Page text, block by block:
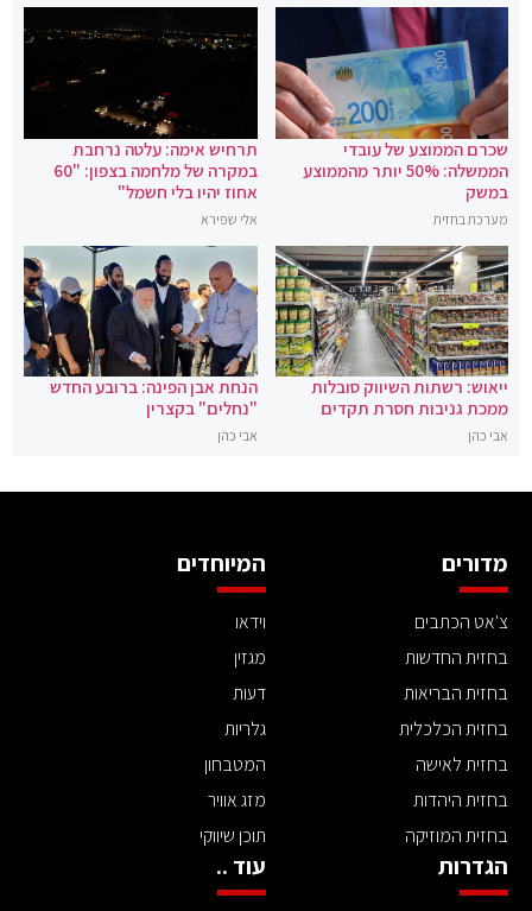
שכרם הממוצע של עובדי
הממשלה: 50% יותר מהממוצע
במשק
מערכת בחזית
תרחיש אימה: עלטה נרחבת
במקרה של מלחמה בצפון: "60
אחוז יהיו בלי חשמל"
אלי שפירא
ייאוש: רשתות השיווק סובלות
ממכת גניבות חסרת תקדים
אבי כהן
הנחת אבן הפינה: ברובע החדש
"נחלים" בקצרין
אבי כהן
מדורים
צ'אט הכתבים
בחזית החדשות
בחזית הבריאות
בחזית הכלכלית
בחזית לאישה
בחזית היהדות
בחזית המוזיקה
המיוחדים
וידאו
מגזין
דעות
גלריות
המטבחון
מזג אוויר
תוכן שיווקי
הגדרות עוד ..